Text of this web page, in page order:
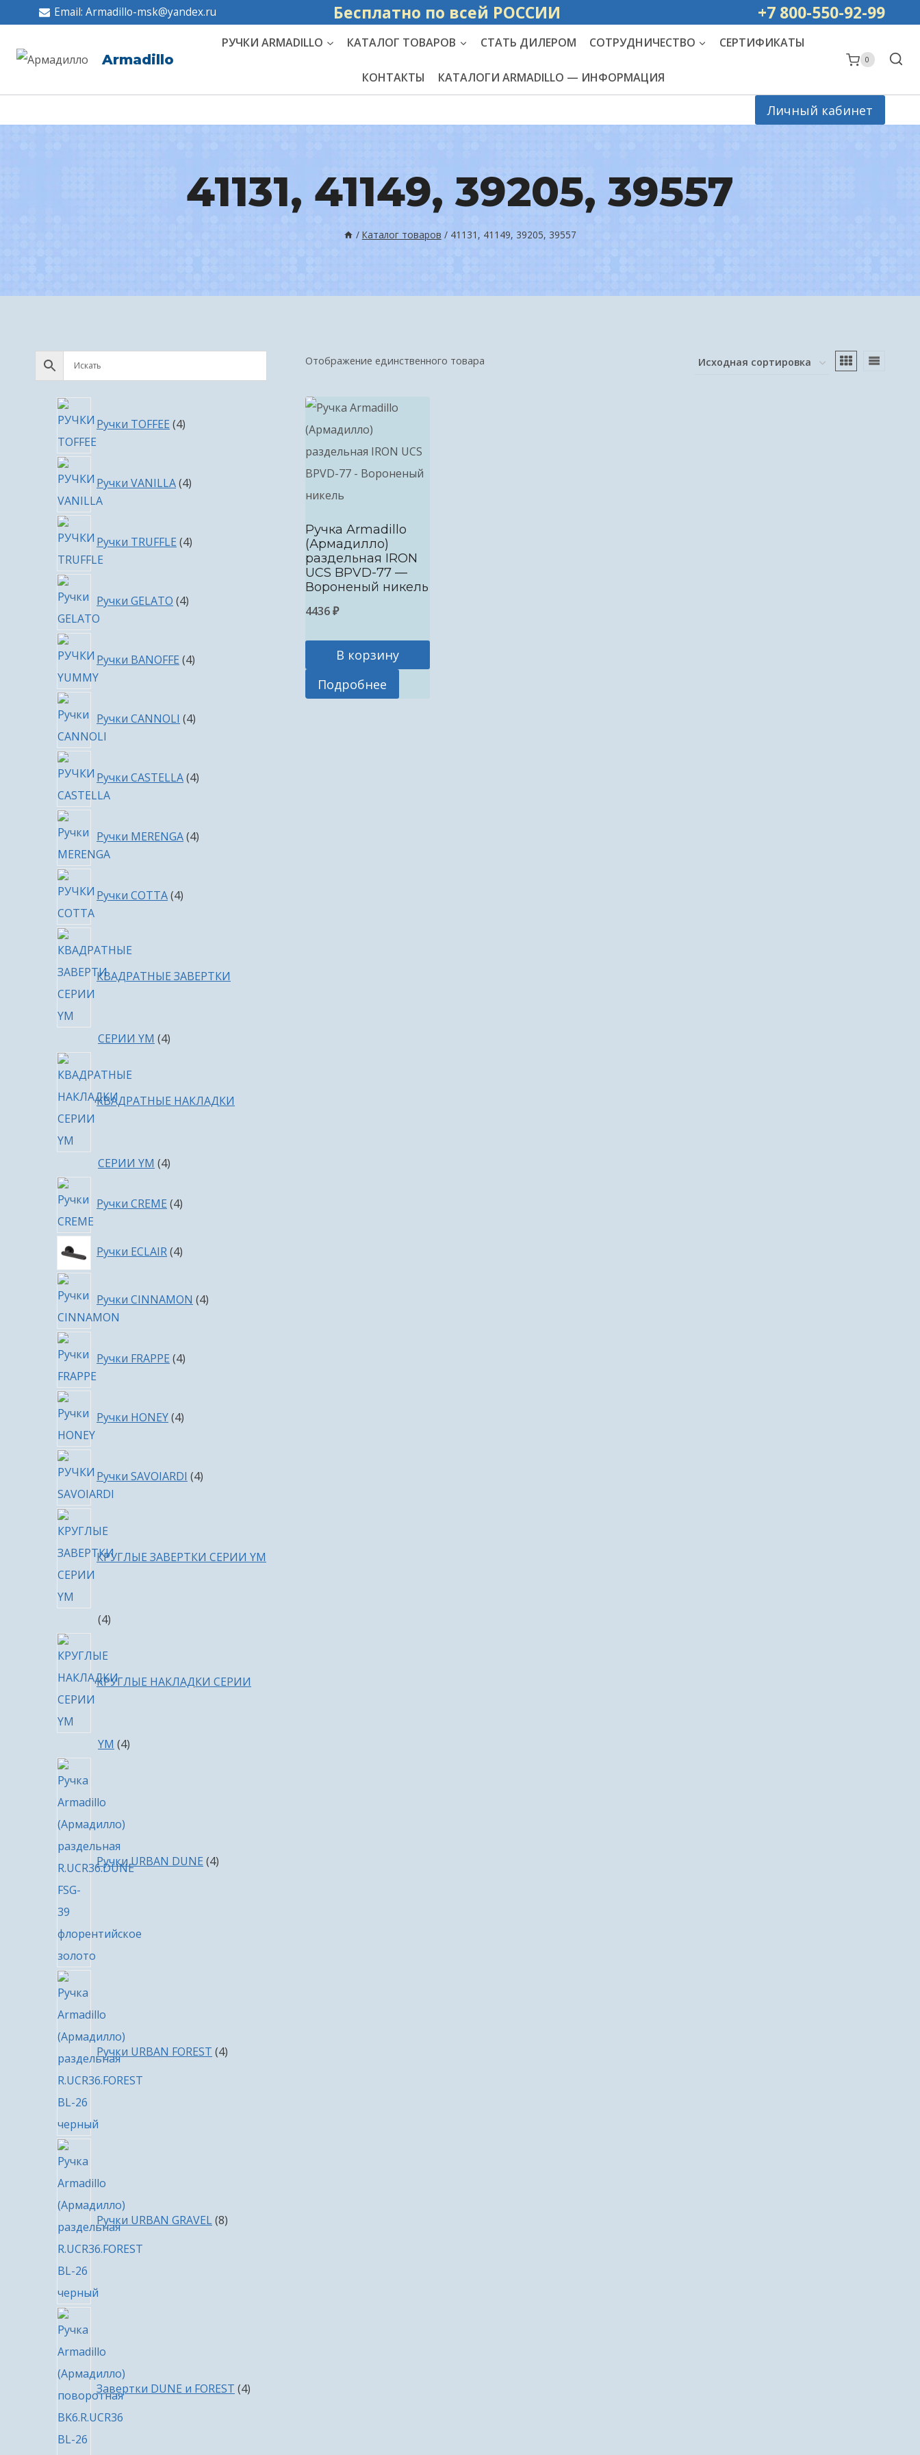
Перейти
содержимому
Email: Armadillo-msk@yandex.ru Бесплатно по всей РОССИИ +7 800-550-92-99
Armadillo
РУЧКИ ARMADILLO КАТАЛОГ ТОВАРОВ СТАТЬ ДИЛЕРОМ СОТРУДНИЧЕСТВО СЕРТИФИКАТЫ
КОНТАКТЫ КАТАЛОГИ ARMADILLO — ИНФОРМАЦИЯ
0
Личный кабинет
41131, 41149, 39205, 39557
/ Каталог товаров / 41131, 41149, 39205, 39557
Отображение единственного товара
Ручка Armadillo
(Армадилло)
раздельная IRON
UCS BPVD-77 —
Вороненый никель
4436₽
В корзину
Подробнее
Ручки TOFFEE 4товара
Ручки VANILLA 4товара
Ручки TRUFFLE 4товара
Ручки GELATO 4товара
Ручки BANOFFE 4товара
Ручки CANNOLI 4товара
Ручки CASTELLA 4товара
Ручки MERENGA 4товара
Ручки COTTA 4товара
КВАДРАТНЫЕ ЗАВЕРТКИ
СЕРИИ YM 44
КВАДРАТНЫЕ НАКЛАДКИ
СЕРИИ YM 44
Ручки CREME 4товара
Ручки ECLAIR 44
Ручки CINNAMON 4товара
Ручки FRAPPE 4товара
Ручки HONEY 4товара
Ручки SAVOIARDI 4товара
КРУГЛЫЕ ЗАВЕРТКИ СЕРИИ YM
44
КРУГЛЫЕ НАКЛАДКИ СЕРИИ
YM 44
Ручки URBAN DUNE 4
Ручки URBAN FOREST 4
Ручки URBAN GRAVEL 8
Завертки DUNE и FOREST 4